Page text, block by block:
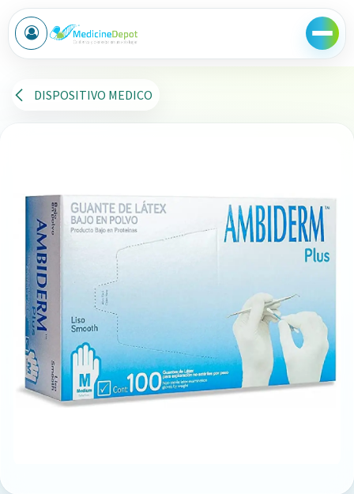
Ir al contenido
DISPOSITIVO MEDICO